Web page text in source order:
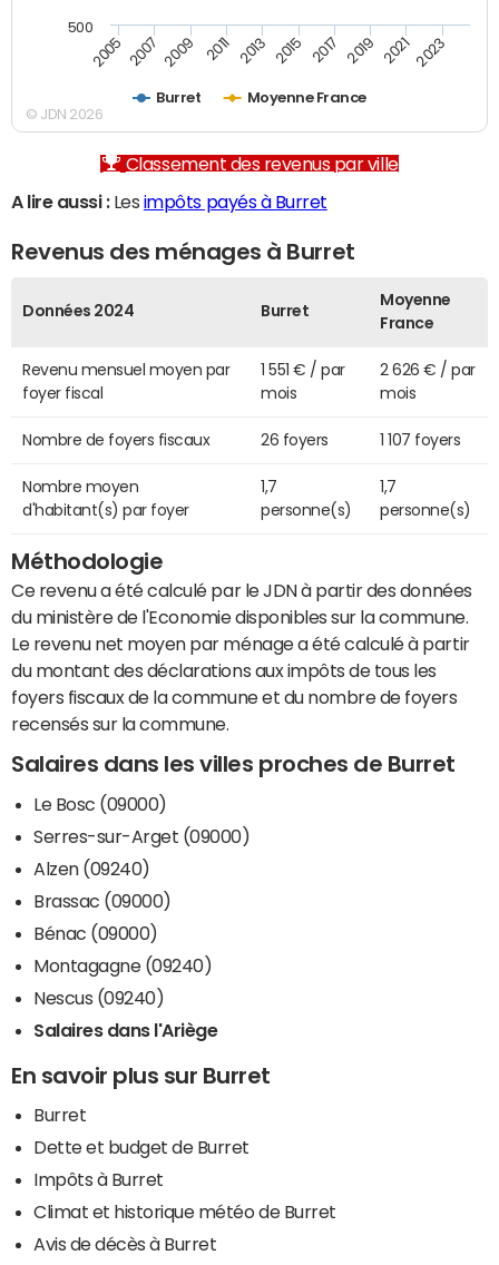
Burret Moyenne France
2005 2007 2009 2011 2013 2015 2017 2019 2021 2023
500
© JDN 2026
Classement des revenus par ville
A lire aussi :Les impôts payés à Burret
Revenus des ménages à Burret
Données 2024 Burret
Moyenne
France
Revenu mensuel moyen par
foyer fiscal
1 551 € / par
mois
2 626 € / par
mois
Nombre de foyers fiscaux 26 foyers 1 107 foyers
Nombre moyen
d'habitant(s) par foyer
1,7
personne(s)
1,7
personne(s)
Méthodologie
Ce revenu a été calculé par le JDN à partir des données
du ministère de l'Economie disponibles sur la commune.
Le revenu net moyen par ménage a été calculé à partir
du montant des déclarations aux impôts de tous les
foyers fiscaux de la commune et du nombre de foyers
recensés sur la commune.
Salaires dans les villes proches de Burret
Le Bosc (09000)
Serres-sur-Arget (09000)
Alzen (09240)
Brassac (09000)
Bénac (09000)
Montagagne (09240)
Nescus (09240)
Salaires dans l'Ariège
En savoir plus sur Burret
Burret
Dette et budget de Burret
Impôts à Burret
Climat et historique météo de Burret
Avis de décès à Burret